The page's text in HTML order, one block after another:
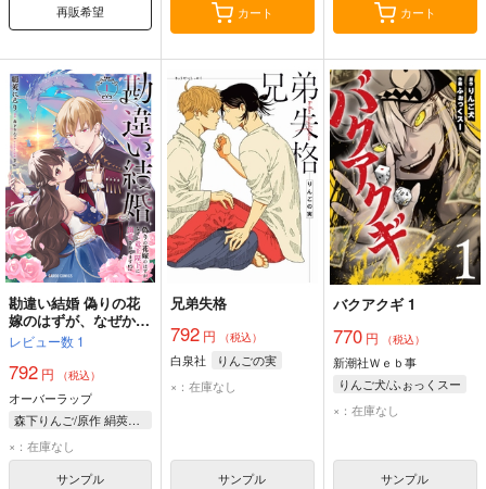
再販希望 カート カート
勘違い結婚 偽りの花
嫁のはずが、なぜか竜
王陛下に溺愛されてま
す!? 1
レビュー数 1
792 円 （税込）
オーバーラップ
森下りんご/原作 絹莢にえり/漫画 m g/キャラクター原案
×：在庫なし
サンプル
兄弟失格
792 円 （税込）
白泉社
りんごの実
×：在庫なし
サンプル
バクアクギ 1
770円 （税込）
新潮社Ｗｅｂ事
りんご犬/ふぉっくスー
×：在庫なし
サンプル